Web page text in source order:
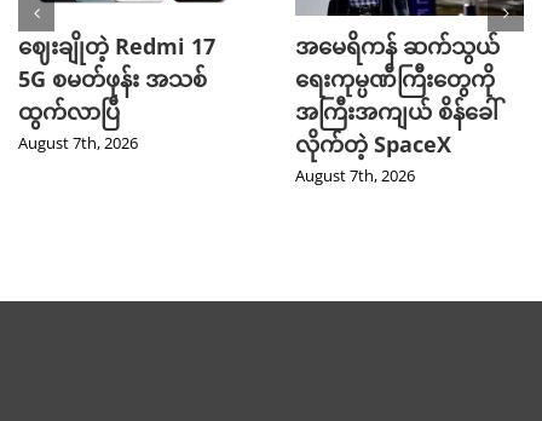
ဈေးချိုတဲ့ Redmi 17
5G စမတ်ဖုန်း အသစ်
ထွက်လာပြီ
August 7th, 2026
အမေရိကန် ဆက်သွယ်
ရေးကုမ္ပဏီကြီးတွေကို
အကြီးအကျယ် စိန်ခေါ်
လိုက်တဲ့ SpaceX
August 7th, 2026